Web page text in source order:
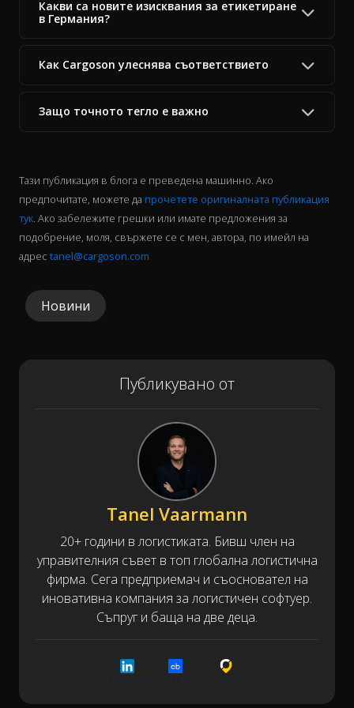
Какви са новите изисквания за етикетиране
в Германия?
Как Cargoson улеснява съответствието
Защо точното тегло е важно
Тази публикация в блога е преведена машинно. Ако
предпочитате, можете да прочетете оригиналната публикация
тук. Ако забележите грешки или имате предложения за
подобрение, моля, свържете се с мен, автора, по имейл на
адрес tanel@cargoson.com
Новини
Публикувано от
Tanel Vaarmann
20+ години в логистиката. Бивш член на
управителния съвет в топ глобална логистична
фирма. Сега предприемач и съосновател на
иновативна компания за логистичен софтуер.
Съпруг и баща на две деца.